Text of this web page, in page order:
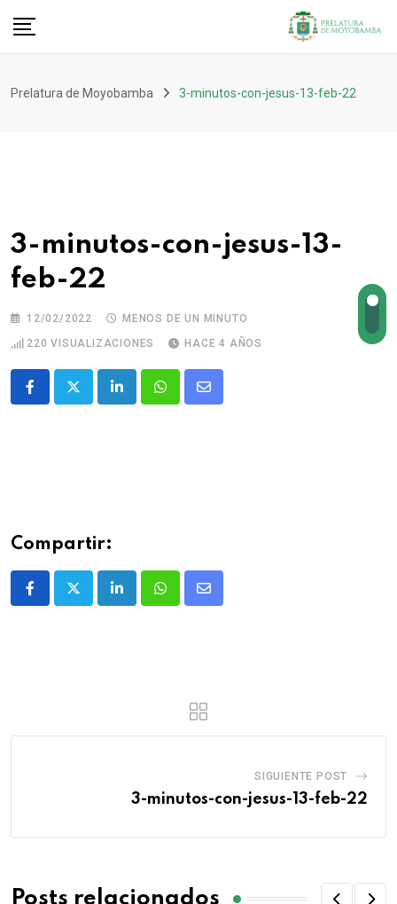
Prelatura de Moyobamba 3-minutos-con-jesus-13-feb-22
3-minutos-con-jesus-13-
feb-22
12/02/2022
MENOS DE UN MINUTO
220 VISUALIZACIONES HACE 4 AÑOS
Compartir:
SIGUIENTE POST
3-minutos-con-jesus-13-feb-22
Posts relacionados